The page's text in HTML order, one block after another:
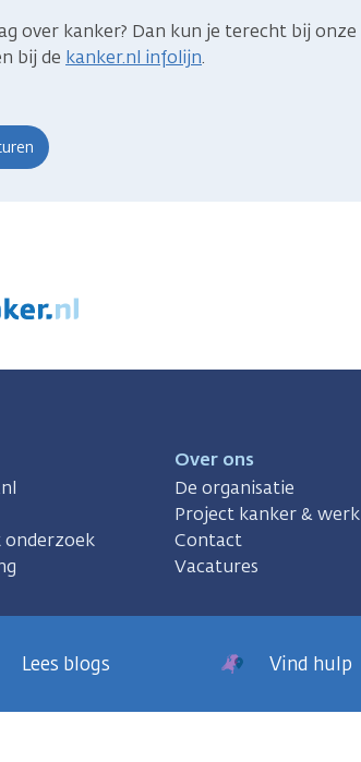
Lees blogs Vind hulp
over kanker? Dan kun je terecht bij onze
bij de kanker.nl infolijn.
onderzoek
Over ons
De organisatie
Project kanker & werk
Contact
Vacatures